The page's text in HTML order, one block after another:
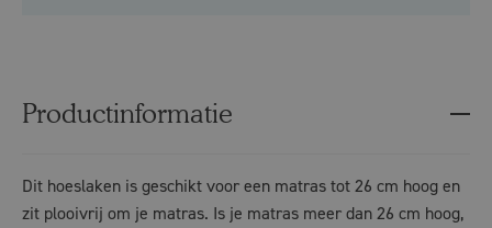
Productinformatie
Dit hoeslaken is geschikt voor een matras tot 26 cm hoog en
zit plooivrij om je matras. Is je matras meer dan 26 cm hoog,